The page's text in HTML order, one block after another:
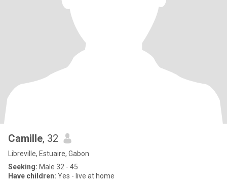
Camille, 32
Libreville, Estuaire, Gabon
Seeking: Male 32 - 45
Have children: Yes - live at home